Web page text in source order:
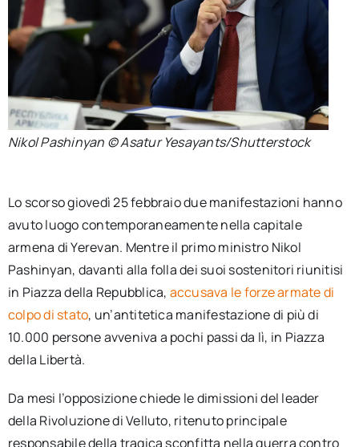
Nikol Pashinyan © Asatur Yesayants/Shutterstock
Lo scorso giovedì 25 febbraio due manifestazioni hanno
avuto luogo contemporaneamente nella capitale
armena di Yerevan. Mentre il primo ministro Nikol
Pashinyan, davanti alla folla dei suoi sostenitori riunitisi
in Piazza della Repubblica, accusava le forze armate di
colpo di stato, un’antitetica manifestazione di più di
10.000 persone avveniva a pochi passi da lì, in Piazza
della Libertà.
Da mesi l’opposizione chiede le dimissioni del leader
della Rivoluzione di Velluto, ritenuto principale
responsabile della tragica sconfitta nella guerra contro